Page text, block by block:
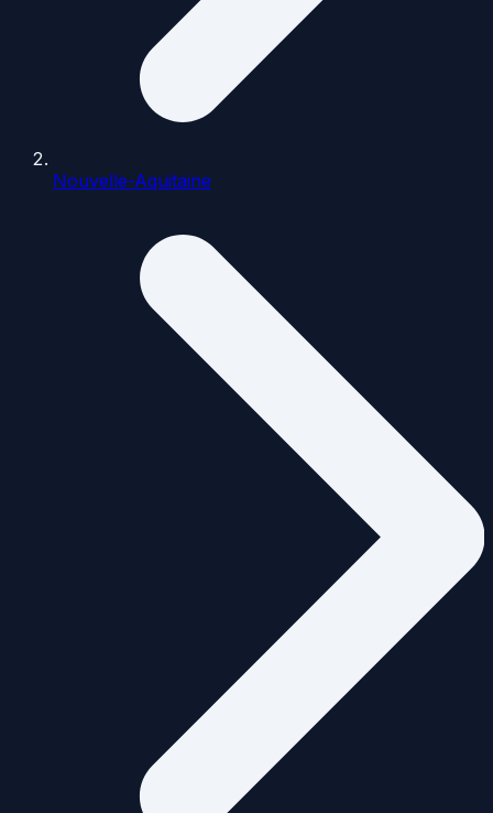
Nouvelle-Aquitaine